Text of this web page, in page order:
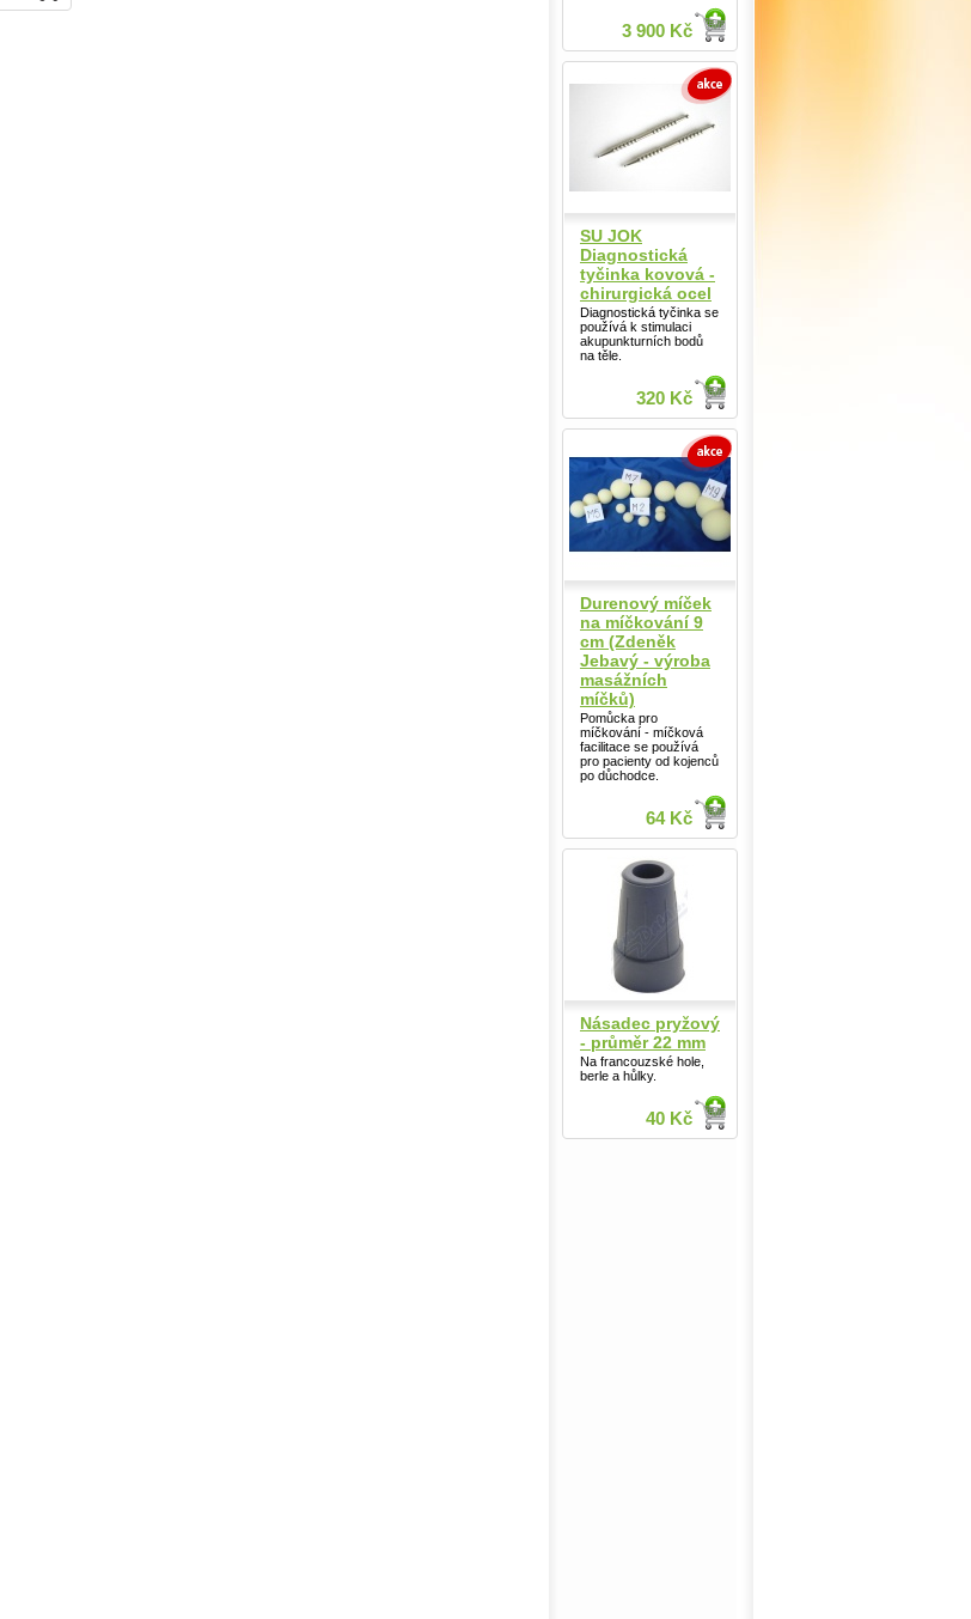
3 900 Kč
SU JOK
Diagnostická
tyčinka kovová -
chirurgická ocel
Diagnostická tyčinka se
používá k stimulaci
akupunkturních bodů
na těle.
320 Kč
Durenový míček
na míčkování 9
cm (Zdeněk
Jebavý - výroba
masážních
míčků)
Pomůcka pro
míčkování - míčková
facilitace se používá
pro pacienty od kojenců
po důchodce.
64 Kč
Násadec pryžový
- průměr 22 mm
Na francouzské hole,
berle a hůlky.
40 Kč